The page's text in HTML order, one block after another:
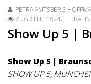
PETRA AMTSBERG
ZUGRIFFE: 18242
Show Up 5 |
Show Up 5 |
SHOW UP 5,